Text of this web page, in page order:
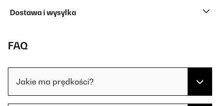
Dostawa i wysyłka
FAQ
Jakie ma prędkości?